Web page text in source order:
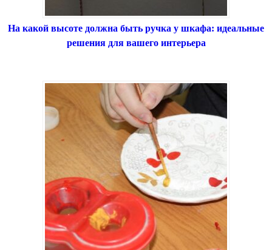
На какой высоте должна быть ручка у шкафа: идеальные
решения для вашего интерьера